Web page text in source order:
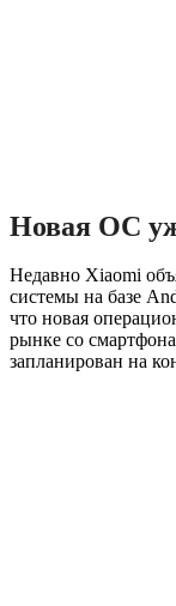
Новая ОС
Недавно Xiaomi
системы на базе
что новая
рынке со
запланирован на